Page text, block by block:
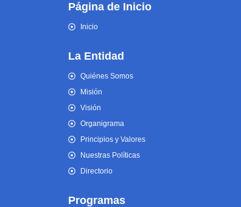
Página de Inicio
Inicio
La Entidad
Quiénes Somos
Misión
Visión
Organigrama
Principios y Valores
Nuestras Políticas
Directorio
Programas